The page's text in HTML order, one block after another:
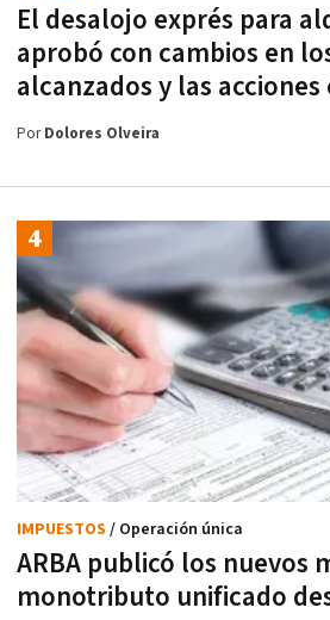
El desalojo exprés para
aprobó con cambios en
alcanzados y las
PorDolores Olveira
ARBA publicó los nuevos
monotributo unificado
IMPUESTOS / Operación única